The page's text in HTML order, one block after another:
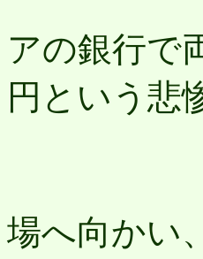
アの銀行で
円という悲
場へ向かい